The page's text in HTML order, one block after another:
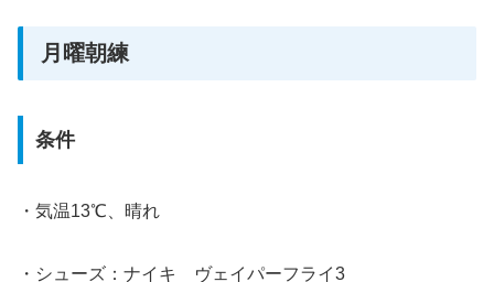
月曜朝練
条件
・気温13℃、晴れ
・シューズ：ナイキ ヴェイパーフライ3